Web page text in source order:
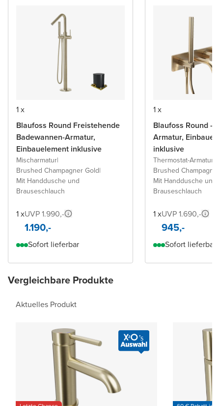
1 x
Blaufoss Round Freistehende
Badewannen-Armatur,
Einbauelement inklusive
Mischarmatur|
Brushed Champagner Gold|
Mit Handdusche und
Brauseschlauch
1 xUVP 1.990,-
1.190,-
Sofort lieferbar
1 x
Blaufoss Round -
Armatur,
inklusive
Thermostat-Armatur
Brushed
Mit Handdusche und
Brauseschlauch
1 xUVP 1.690,-
945,-
Sofort lieferbar
Vergleichbare Produkte
Aktuelles Produkt